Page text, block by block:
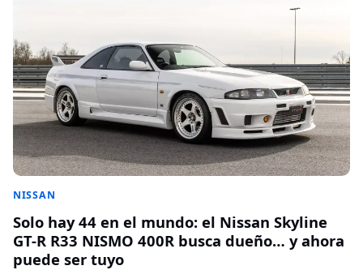
NISSAN
Solo hay 44 en el mundo: el Nissan Skyline
GT-R R33 NISMO 400R busca dueño… y ahora
puede ser tuyo